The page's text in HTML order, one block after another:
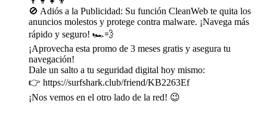
🚫 Adiós a la Publicidad: Su función CleanWeb te quita los
anuncios molestos y protege contra malware. ¡Navega más
rápido y seguro! 🏎️💨
¡Aprovecha esta promo de 3 meses gratis y asegura tu
navegación!
Dale un salto a tu seguridad digital hoy mismo:
👉 https://surfshark.club/friend/KB2263Ef
¡Nos vemos en el otro lado de la red! 😉